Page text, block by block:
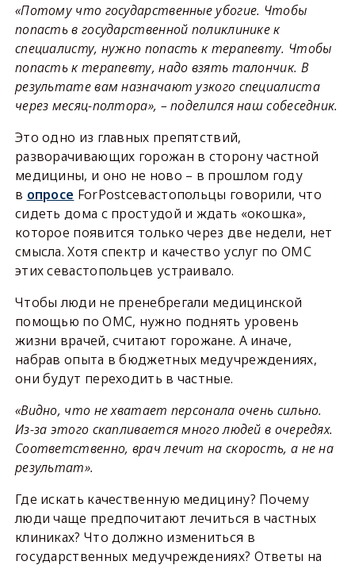
«Потому что государственные убогие. Чтобы
попасть в государственной поликлинике к
специалисту, нужно попасть к терапевту. Чтобы
попасть к терапевту, надо взять талончик. В
результате вам назначают узкого специалиста
через месяц-полтора», – поделился наш собеседник.
Это одно из главных препятствий,
разворачивающих горожан в сторону частной
медицины, и оно не ново – в прошлом году
в опросе ForPostсевастопольцы говорили, что
сидеть дома с простудой и ждать «окошка»,
которое появится только через две недели, нет
смысла. Хотя спектр и качество услуг по ОМС
этих севастопольцев устраивало.
Чтобы люди не пренебрегали медицинской
помощью по ОМС, нужно поднять уровень
жизни врачей, считают горожане. А иначе,
набрав опыта в бюджетных медучреждениях,
они будут переходить в частные.
«Видно, что не хватает персонала очень сильно.
Из-за этого скапливается много людей в очередях.
Соответственно, врач лечит на скорость, а не на
результат».
Где искать качественную медицину? Почему
люди чаще предпочитают лечиться в частных
клиниках? Что должно измениться в
государственных медучреждениях? Ответы на